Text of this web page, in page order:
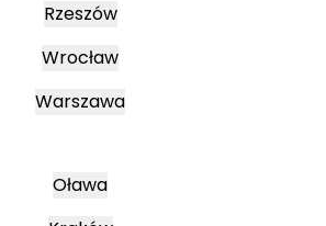
Rzeszów
Wrocław
Warszawa
Oława